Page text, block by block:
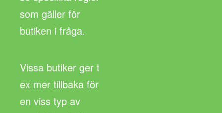
som gäller för
butiken i fråga.
Vissa butiker ger t
ex mer tillbaka för
en viss typ av